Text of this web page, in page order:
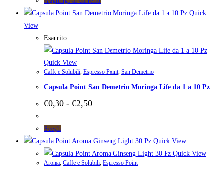
Quick
View
Esaurito
Quick View
Caffe e Solubili, Espresso Point, San Demetrio
Capsula Point San Demetrio Moringa Life da 1 a 10 Pz
€0,30 - €2,50Fascia
€0,30
a
€2,50
Scegli
prodotto
ha
più
Quick View
Quick View
Aroma, Caffe e Solubili, Espresso Point